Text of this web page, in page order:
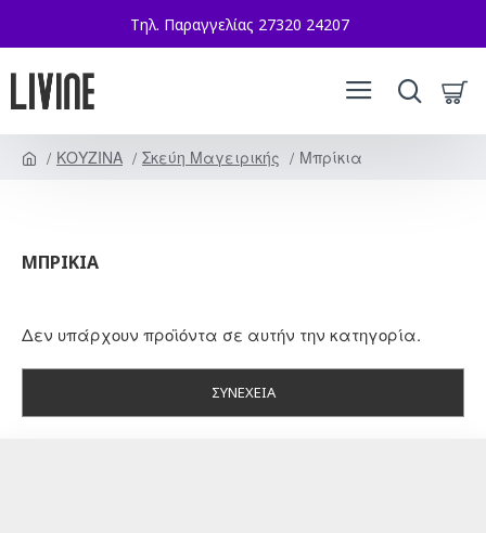
Τηλ. Παραγγελίας 27320 24207
ΚΟΥΖΙΝΑ Σκεύη Μαγειρικής Μπρίκια
ΜΠΡΊΚΙΑ
Δεν υπάρχουν προϊόντα σε αυτήν την κατηγορία.
ΣΥΝΈΧΕΙΑ